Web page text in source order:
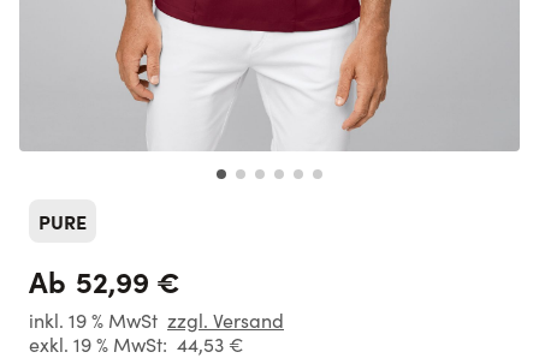
PURE
Ab 52,99 €
inkl. 19 % MwSt zzgl. Versand
exkl. 19 % MwSt: 44,53 €